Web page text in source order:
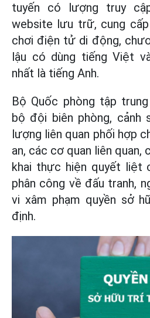
tuyến có lượng truy
website lưu trữ, cung
chơi điện tử di động,
lậu có dùng tiếng Việt
nhất là tiếng Anh.
Bộ Quốc phòng tập
bộ đội biên phòng, cảnh
lượng liên quan phối hợp
an, các cơ quan liên quan,
khai thực hiện quyết liệt
phân công về đấu tranh,
vi xâm phạm quyền sở
định.